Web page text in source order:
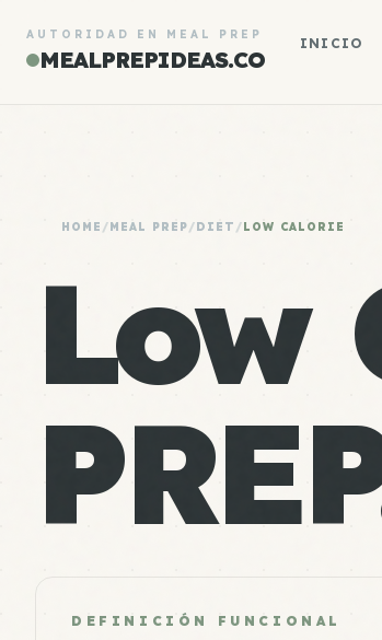
AUTORIDAD EN MEAL PREP
MEALPREPIDEAS.CO
INICIO
HOME /MEAL PREP/DIET /LOW CALORIE
Low
DEFINICIÓN FUNCIONAL